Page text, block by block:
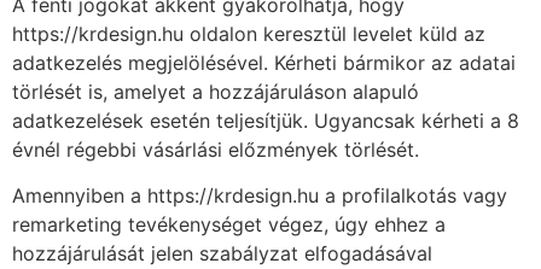
A fenti jogokat akként gyakorolhatja, hogy
https://krdesign.hu oldalon keresztül levelet küld az
adatkezelés megjelölésével. Kérheti bármikor az adatai
törlését is, amelyet a hozzájáruláson alapuló
adatkezelések esetén teljesítjük. Ugyancsak kérheti a 8
évnél régebbi vásárlási előzmények törlését.
Amennyiben a https://krdesign.hu a profilalkotás vagy
remarketing tevékenységet végez, úgy ehhez a
hozzájárulását jelen szabályzat elfogadásával